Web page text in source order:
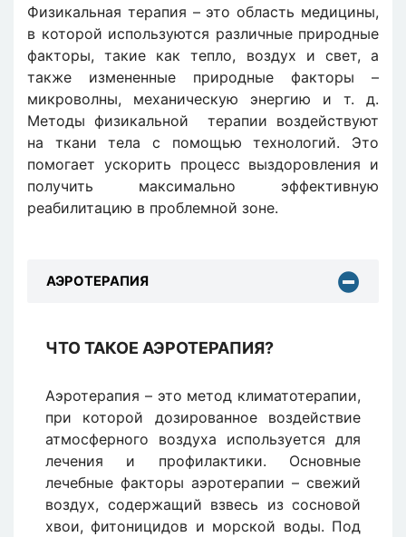
Физикальная терапия – это область медицины,
в которой используются различные природные
факторы, такие как тепло, воздух и свет, а
также измененные природные факторы –
микроволны, механическую энергию и т. д.
Методы физикальной терапии воздействуют
на ткани тела с помощью технологий. Это
помогает ускорить процесс выздоровления и
получить максимально эффективную
реабилитацию в проблемной зоне.
АЭРОТЕРАПИЯ
ЧТО ТАКОЕ АЭРОТЕРАПИЯ?
Аэротерапия – это метод климатотерапии,
при которой дозированное воздействие
атмосферного воздуха используется для
лечения и профилактики. Основные
лечебные факторы аэротерапии – свежий
воздух, содержащий взвесь из сосновой
хвои, фитоницидов и морской воды. Под